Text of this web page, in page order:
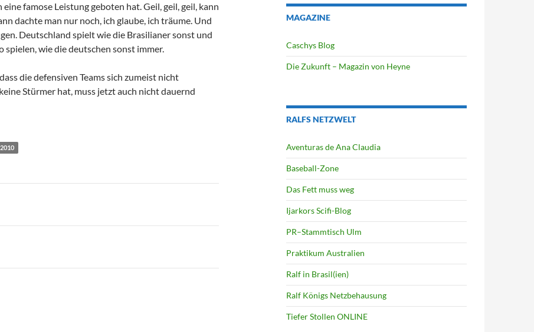
famose Leistung geboten hat. Geil, geil, geil, kann
dachte man nur noch, ich glaube, ich träume. Und
Deutschland spielt wie die Brasilianer sonst und
spielen, wie die deutschen sonst immer.
die defensiven Teams sich zumeist nicht
Stürmer hat, muss jetzt auch nicht dauernd
MAGAZINE
Caschys Blog
Die Zukunft – Magazin von Heyne
RALFS NETZWELT
Aventuras de Ana Claudia
Baseball-Zone
Das Fett muss weg
Ijarkors Scifi-Blog
PR–Stammtisch Ulm
Praktikum Australien
Ralf in Brasil(ien)
Ralf Königs Netzbehausung
Tiefer Stollen ONLINE